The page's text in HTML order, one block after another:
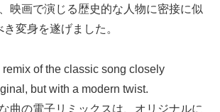
映画で演じる歴史的な人物に密接に似
変身を遂げました。
of the classic song closely
but with a modern twist.
曲の電子リミックスは、オリジナルに